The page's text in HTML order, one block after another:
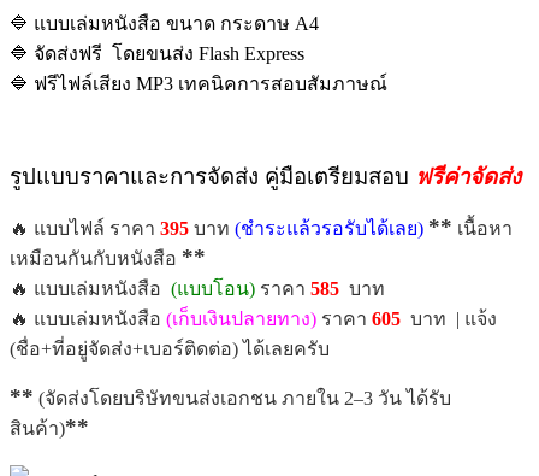
🔷 แบบเล่มหนังสือ ขนาด กระดาษ A4
🔷 จัดส่งฟรี โดยขนส่ง Flash Express
🔷 ฟรีไฟล์เสียง MP3 เทคนิคการสอบสัมภาษณ์
รูปแบบราคาและการจัดส่ง คู่มือเตรียมสอบ ฟรีค่าจัดส่ง
🔥 แบบไฟล์ ราคา 395 บาท (ชำระแล้วรอรับได้เลย) ** เนื้อหา
เหมือนกันกับหนังสือ **
🔥 แบบเล่มหนังสือ (แบบโอน) ราคา 585 บาท
🔥 แบบเล่มหนังสือ (เก็บเงินปลายทาง) ราคา 605 บาท | แจ้ง
(ชื่อ+ที่อยู่จัดส่ง+เบอร์ติดต่อ) ได้เลยครับ
** (จัดส่งโดยบริษัทขนส่งเอกชน ภายใน 2–3 วัน ได้รับ
สินค้า)**